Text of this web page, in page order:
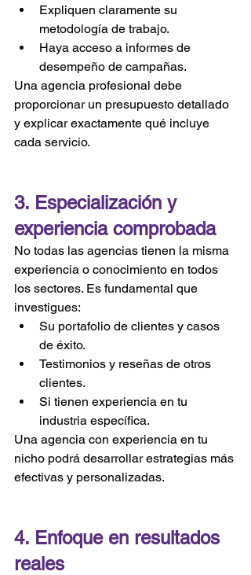
Expliquen claramente su
metodología de trabajo.
Haya acceso a informes de
desempeño de campañas.
Una agencia profesional debe
proporcionar un presupuesto detallado
y explicar exactamente qué incluye
cada servicio.
3. Especialización y
experiencia comprobada
No todas las agencias tienen la misma
experiencia o conocimiento en todos
los sectores. Es fundamental que
investigues:
Su portafolio de clientes y casos
de éxito.
Testimonios y reseñas de otros
clientes.
Si tienen experiencia en tu
industria específica.
Una agencia con experiencia en tu
nicho podrá desarrollar estrategias más
efectivas y personalizadas.
4. Enfoque en resultados
reales